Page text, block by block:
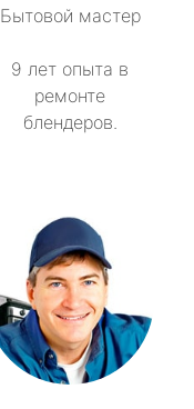
Бытовой мастер
9 лет опыта в
ремонте
блендеров.